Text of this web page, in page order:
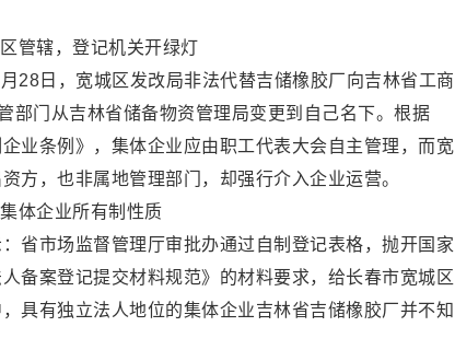
管辖，登记机关开绿灯
28日，宽城区发改局非法代替吉储橡胶厂向吉林省工商
部门从吉林省储备物资管理局变更到自己名下。根据
业条例》，集体企业应由职工代表大会自主管理，而宽
方，也非属地管理部门，却强行介入企业运营。
体企业所有制性质
省市场监督管理厅审批办通过自制登记表格，抛开国家
备案登记提交材料规范》的材料要求，给长春市宽城区
具有独立法人地位的集体企业吉林省吉储橡胶厂并不知